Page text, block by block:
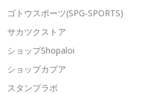
ゴトウスポーツ(SPG-SPORTS)
サカツクストア
ショップShopaloi
ショップカプア
スタンプラボ